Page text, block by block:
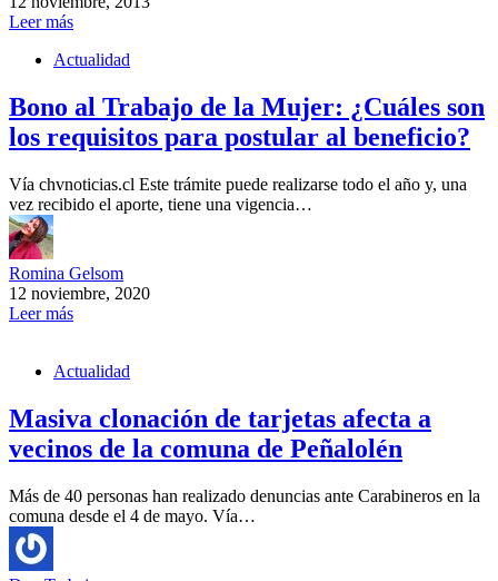
Leer más
Actualidad
Bono al Trabajo de la Mujer: ¿Cuáles son
los requisitos para postular al beneficio?
Vía chvnoticias.cl Este trámite puede realizarse todo el año y, una
vez recibido el aporte, tiene una vigencia…
Romina Gelsom
12 noviembre, 2020
Leer más
Actualidad
Masiva clonación de tarjetas afecta a
vecinos de la comuna de Peñalolén
Más de 40 personas han realizado denuncias ante Carabineros en la
comuna desde el 4 de mayo. Vía…